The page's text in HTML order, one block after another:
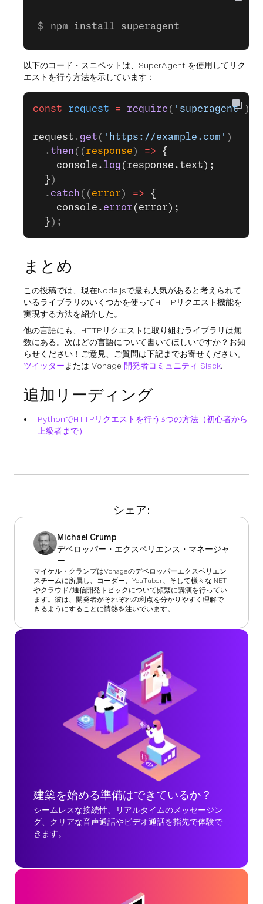
npm install superagent
以下のコード・スニペットは、SuperAgent を使用してリク
エストを行う方法を示しています：
const request = require ( 'superagent' );
request . get ( 'https://example.com' )
  .
then (( response ) => {
    console.
log (response.text);
  }
)
  .
catch (( error ) => {
    console.
error (error);
  }
);
まとめ
この投稿では、現在Node.jsで最も人気があると考えられて
いるライブラリのいくつかを使ってHTTPリクエスト機能を
実現する方法を紹介した。
他の言語にも、HTTPリクエストに取り組むライブラリは無
数にある。次はどの言語について書いてほしいですか？お知
らせください！ご意見、ご質問は下記までお寄せください。
ツイッター または Vonage 開発者コミュニティ Slack.
追加リーディング
PythonでHTTPリクエストを行う3つの方法（初心者から
上級者まで）
シェア:
Michael Crump
デベロッパー・エクスペリエンス・マネージャ
ー
マイケル・クランプはVonageのデベロッパーエクスペリエン
スチームに所属し、コーダー、YouTuber、そして様々な.NET
やクラウド/通信開発トピックについて頻繁に講演を行ってい
ます。彼は、開発者がそれぞれの利点を分かりやすく理解で
きるようにすることに情熱を注いでいます。
建築を始める準備はできているか？
シームレスな接続性、リアルタイムのメッセージン
グ、クリアな音声通話やビデオ通話を指先で体験で
きます。